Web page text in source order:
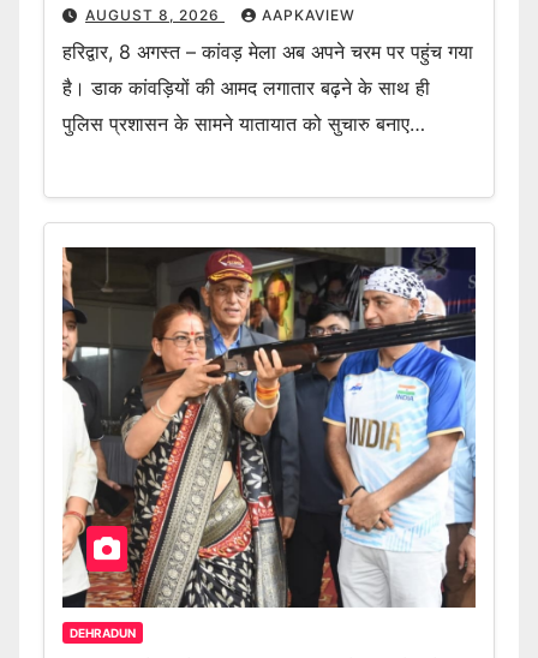
AUGUST 8, 2026 AAPKAVIEW
हरिद्वार, 8 अगस्त – कांवड़ मेला अब अपने चरम पर पहुंच गया
है। डाक कांवड़ियों की आमद लगातार बढ़ने के साथ ही
पुलिस प्रशासन के सामने यातायात को सुचारु बनाए…
DEHRADUN